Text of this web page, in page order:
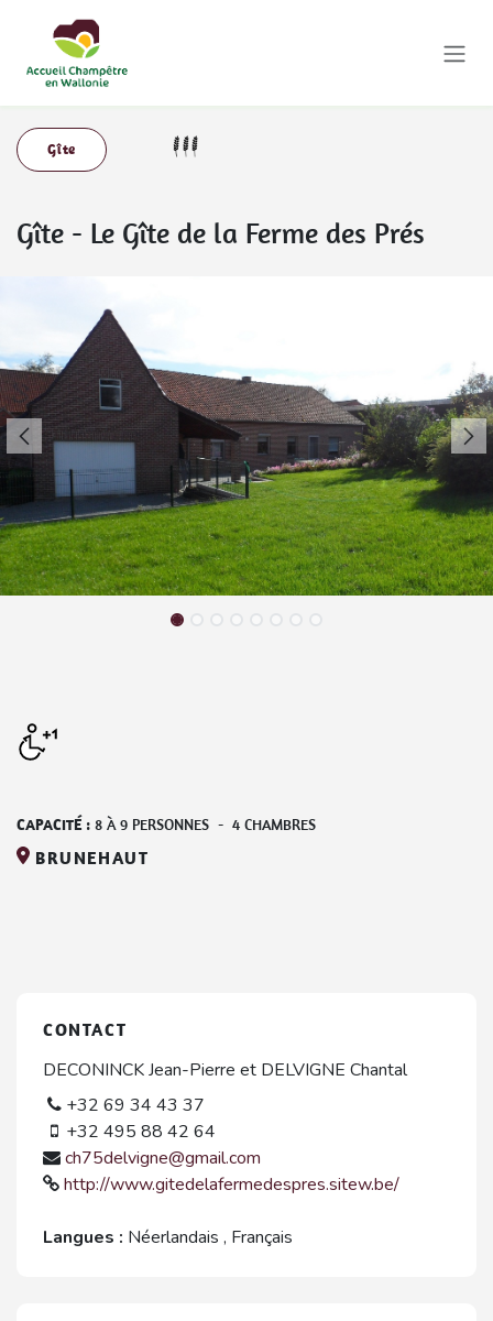
Gîte
Gîte - Le Gîte de la Ferme des Prés
CAPACITÉ : 8 À9 PERSONNES - 4 CHAMBRES
BRUNEHAUT
CONTACT
DECONINCK Jean-Pierre et DELVIGNE Chantal
+32 69 34 43 37
+32 495 88 42 64
ch75delvigne@gmail.com
http://www.gitedelafermedespres.sitew.be/
Langues : Néerlandais , Français